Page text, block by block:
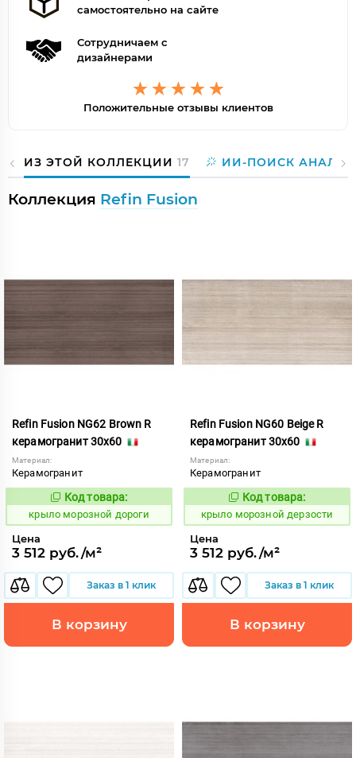
самостоятельно на сайте
Сотрудничаем с
дизайнерами
Положительные отзывы клиентов
ИЗ ЭТОЙ КОЛЛЕКЦИИ 17 ИИ-ПОИСК
Коллекция Refin Fusion
Refin Fusion NG62 Brown R
керамогранит 30x60
Материал:
Керамогранит
835522
Код товара:
крыло морозной дороги
Цена
3 512 руб./м²
Заказ в 1 клик
В корзину
Refin Fusion NG60 Beige R
керамогранит 30x60
Материал:
Керамогранит
835520
Код товара:
крыло морозной дерзости
Цена
3 512 руб./м²
Заказ в 1 клик
В корзину